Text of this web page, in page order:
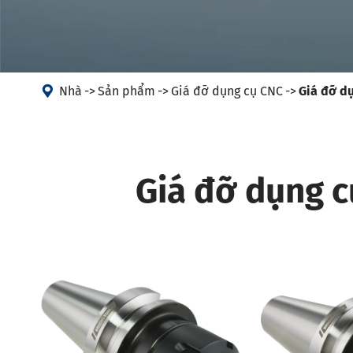
PSC
Giá đỡ
HSK-T
 Nhà Sản phẩm Giá đỡ dụng cụ CNC Giá đỡ
Giá đỡ dụng